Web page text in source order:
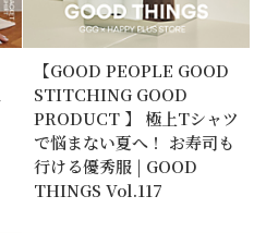
【GOOD PEOPLE GOOD
STITCHING GOOD
PRODUCT 】 極上Tシャツ
で悩まない夏へ！ お寿司も
行ける優秀服 | GOOD
THINGS Vol.117